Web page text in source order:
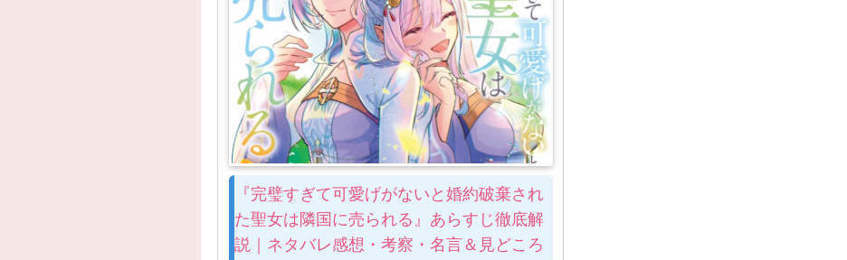
『完璧すぎて可愛げがないと婚約破棄され
た聖女は隣国に売られる』あらすじ徹底解
説｜ネタバレ感想・考察・名言＆見どころ